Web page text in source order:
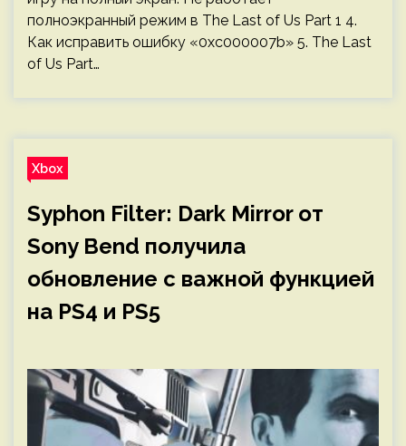
полноэкранный режим в The Last of Us Part 1 4.
Как исправить ошибку «0xc000007b» 5. The Last
of Us Part…
Xbox
Syphon Filter: Dark Mirror от
Sony Bend получила
обновление с важной функцией
на PS4 и PS5